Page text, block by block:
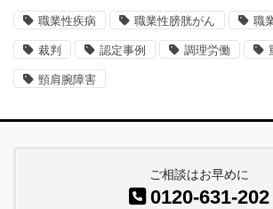
職業性疾病 職業性膀胱がん 職
裁判 認定事例 調理労働
頸肩腕障害
ご相談はお早めに
0120-631-202